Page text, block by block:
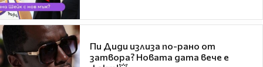
Пи Диди излиза по-рано от
затвора? Новата дата вече е